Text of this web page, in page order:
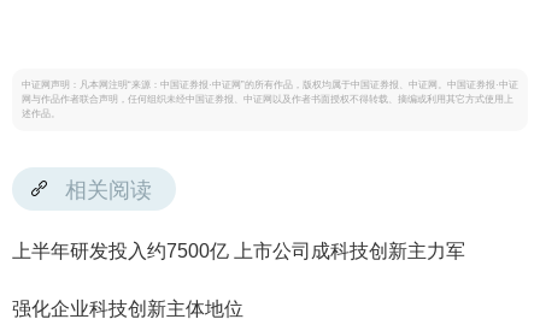
中证网声明：凡本网注明“来源：中国证券报·中证网”的所有作品，版权均属于中国证券报、中证网。中国证券报·中证
网与作品作者联合声明，任何组织未经中国证券报、中证网以及作者书面授权不得转载、摘编或利用其它方式使用上
述作品。
相关阅读
上半年研发投入约7500亿 上市公司成科技创新主力军
强化企业科技创新主体地位